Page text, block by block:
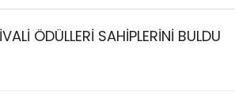
ÖDÜLLERİ SAHİPLERİNİ BULDU